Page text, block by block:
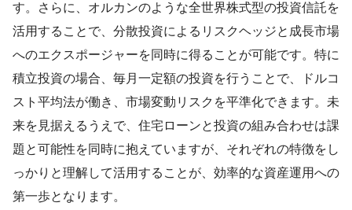
す。さらに、オルカンのような全世界株式型の投資信託を
活用することで、分散投資によるリスクヘッジと成長市場
へのエクスポージャーを同時に得ることが可能です。特に
積立投資の場合、毎月一定額の投資を行うことで、ドルコ
スト平均法が働き、市場変動リスクを平準化できます。未
来を見据えるうえで、住宅ローンと投資の組み合わせは課
題と可能性を同時に抱えていますが、それぞれの特徴をし
っかりと理解して活用することが、効率的な資産運用への
第一歩となります。